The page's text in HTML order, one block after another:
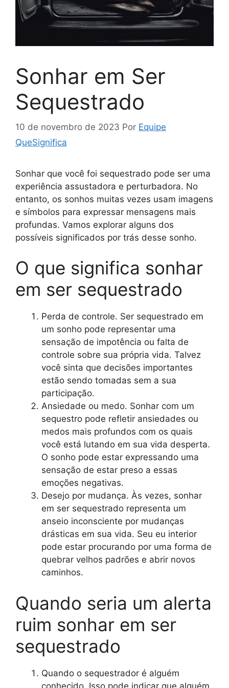
Sonhar em Ser
Sequestrado
10 de novembro de 2023 Por Equipe
QueSignifica
Sonhar que você foi sequestrado pode ser uma
experiência assustadora e perturbadora. No
entanto, os sonhos muitas vezes usam imagens
e símbolos para expressar mensagens mais
profundas. Vamos explorar alguns dos
possíveis significados por trás desse sonho.
O que significa sonhar
em ser sequestrado
Perda de controle. Ser sequestrado em
um sonho pode representar uma
sensação de impotência ou falta de
controle sobre sua própria vida. Talvez
você sinta que decisões importantes
estão sendo tomadas sem a sua
participação.
Ansiedade ou medo. Sonhar com um
sequestro pode refletir ansiedades ou
medos mais profundos com os quais
você está lutando em sua vida desperta.
O sonho pode estar expressando uma
sensação de estar preso a essas
emoções negativas.
Desejo por mudança. Às vezes, sonhar
em ser sequestrado representa um
anseio inconsciente por mudanças
drásticas em sua vida. Seu eu interior
pode estar procurando por uma forma de
quebrar velhos padrões e abrir novos
caminhos.
Quando seria um alerta
ruim sonhar em ser
sequestrado
Quando o sequestrador é alguém
conhecido. Isso pode indicar que alguém